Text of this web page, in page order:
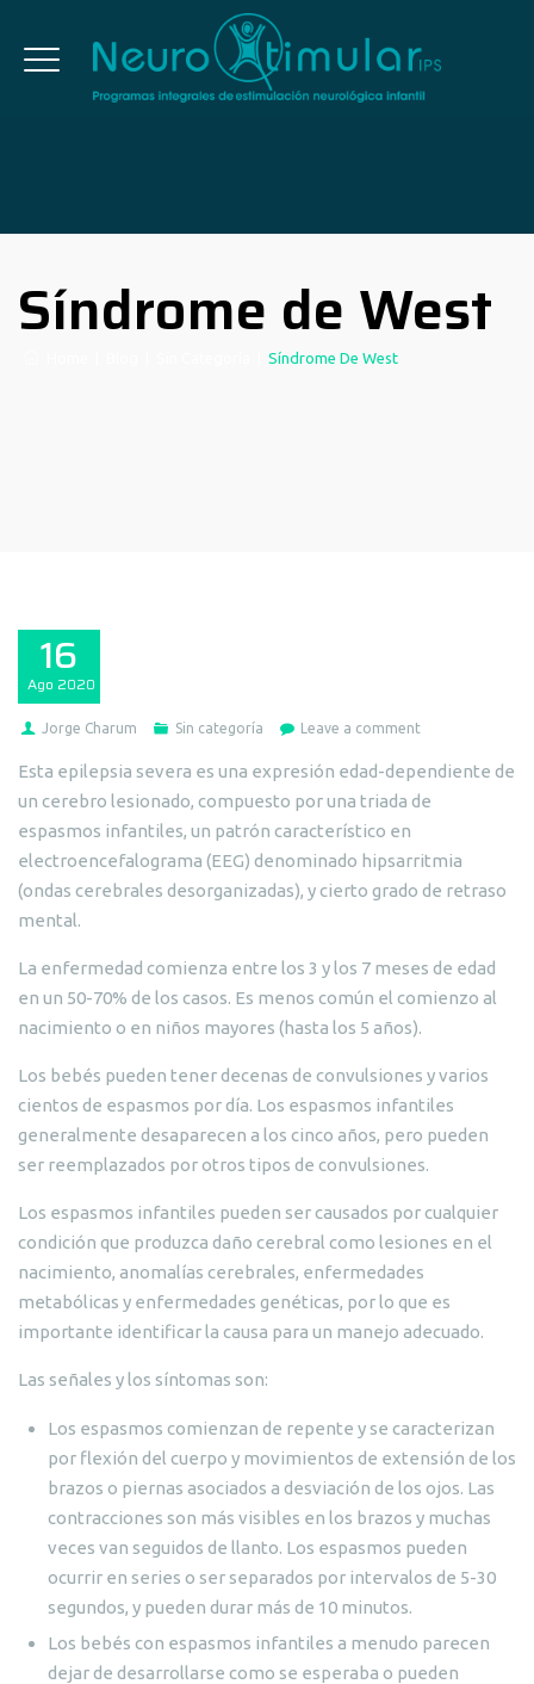
Síndrome de West
Síndrome De West
16
Ago 2020
Jorge Charum Sin categoría Leave a comment
Esta epilepsia severa es una expresión edad-dependiente de
un cerebro lesionado, compuesto por una triada de
espasmos infantiles, un patrón característico en
electroencefalograma (EEG) denominado hipsarritmia
(ondas cerebrales desorganizadas), y cierto grado de retraso
mental.
La enfermedad comienza entre los 3 y los 7 meses de edad
en un 50-70% de los casos. Es menos común el comienzo al
nacimiento o en niños mayores (hasta los 5 años).
Los bebés pueden tener decenas de convulsiones y varios
cientos de espasmos por día. Los espasmos infantiles
generalmente desaparecen a los cinco años, pero pueden
ser reemplazados por otros tipos de convulsiones.
Los espasmos infantiles pueden ser causados por cualquier
condición que produzca daño cerebral como lesiones en el
nacimiento, anomalías cerebrales, enfermedades
metabólicas y enfermedades genéticas, por lo que es
importante identificar la causa para un manejo adecuado.
Las señales y los síntomas son:
Los espasmos comienzan de repente y se caracterizan
por flexión del cuerpo y movimientos de extensión de los
brazos o piernas asociados a desviación de los ojos. Las
contracciones son más visibles en los brazos y muchas
veces van seguidos de llanto. Los espasmos pueden
ocurrir en series o ser separados por intervalos de 5-30
segundos, y pueden durar más de 10 minutos.
Los bebés con espasmos infantiles a menudo parecen
dejar de desarrollarse como se esperaba o pueden